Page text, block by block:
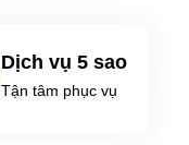
Dịch vụ 5 sao
Tận tâm phục vụ